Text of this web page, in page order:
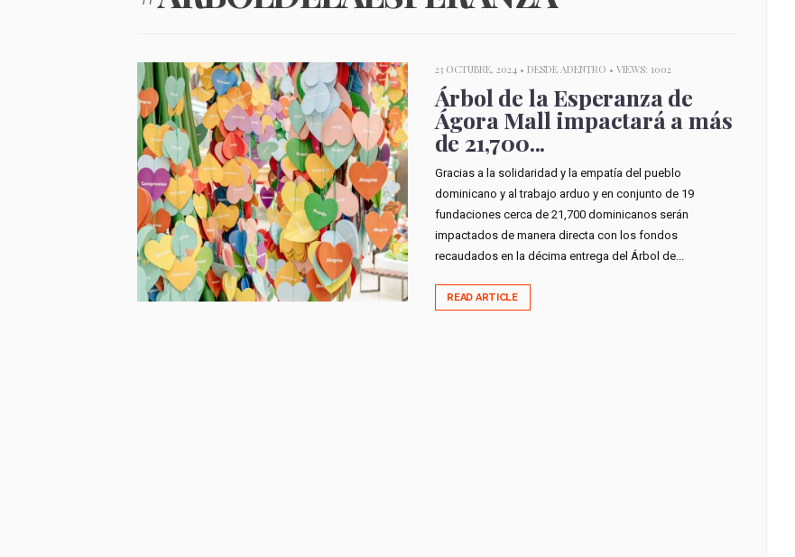
23 OCTUBRE, 2024 • DESDE ADENTRO • VIEWS: 1002
Árbol de la Esperanza de
Ágora Mall impactará a más
de 21,700...
Gracias a la solidaridad y la empatía del pueblo
dominicano y al trabajo arduo y en conjunto de 19
fundaciones cerca de 21,700 dominicanos serán
impactados de manera directa con los fondos
recaudados en la décima entrega del Árbol de...
READ ARTICLE